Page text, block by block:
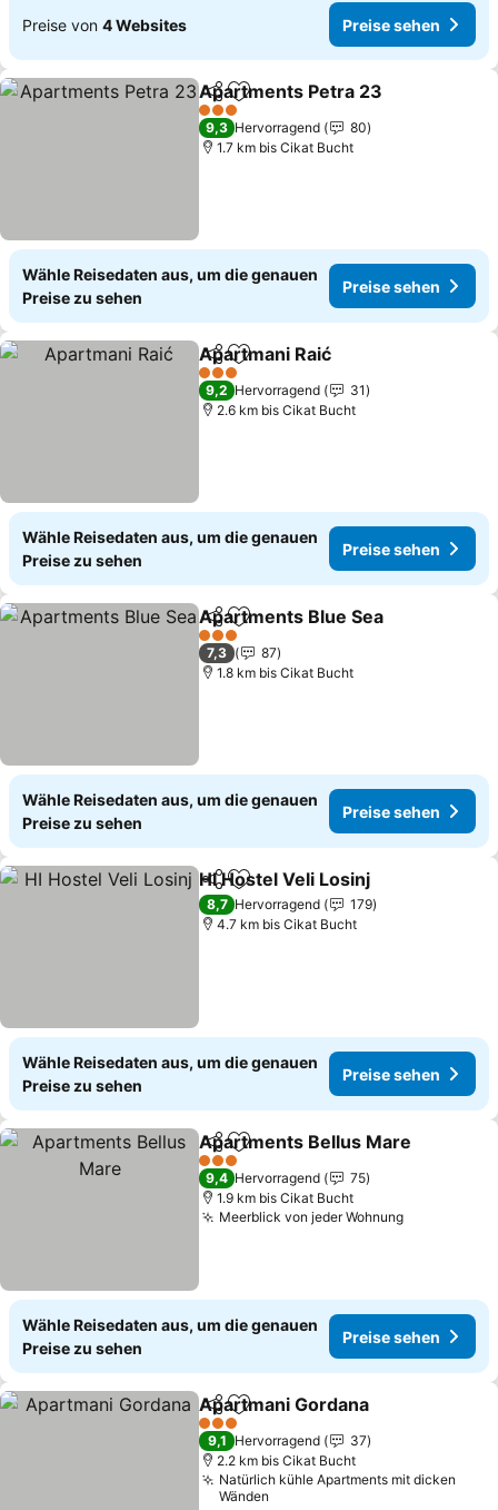
Preise von 4 Websites Preise sehen
TeilenZu Favoriten hinzufügen
Apartments Petra 23
3 Sterne
9,3 Hervorragend
80
1.7 km bis Cikat Bucht
Wähle Reisedaten aus, um die genauen
Preise zu sehen
Preise sehen
TeilenZu Favoriten hinzufügen
Apartmani Raić
3 Sterne
9,2 Hervorragend
31
2.6 km bis Cikat Bucht
Wähle Reisedaten aus, um die genauen
Preise zu sehen
Preise sehen
TeilenZu Favoriten hinzufügen
Apartments Blue Sea
3 Sterne
7,3
87
1.8 km bis Cikat Bucht
Wähle Reisedaten aus, um die genauen
Preise zu sehen
Preise sehen
TeilenZu Favoriten hinzufügen
HI Hostel Veli Losinj
8,7 Hervorragend
179
4.7 km bis Cikat Bucht
Wähle Reisedaten aus, um die genauen
Preise zu sehen
Preise sehen
TeilenZu Favoriten hinzufügen
Apartments Bellus Mare
3 Sterne
9,4 Hervorragend
75
1.9 km bis Cikat Bucht
Meerblick von jeder WohnungPreise
Wähle Reisedaten aus, um die genauen
Preise zu sehen
Preise sehen
TeilenZu Favoriten hinzufügen
Apartmani Gordana
3 Sterne
9,1 Hervorragend
37
2.2 km bis Cikat Bucht
Natürlich kühle Apartments mit dicken
Wänden